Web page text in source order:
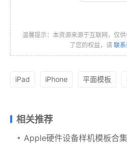
温馨提示：本资源来源于互联网，仅
了您的权益，请 联系
iPad iPhone 平面模板
相关推荐
Apple硬件设备样机模板合集